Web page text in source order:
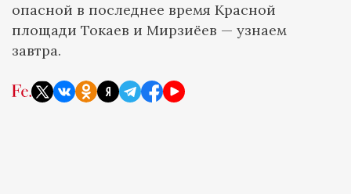
опасной в последнее время Красной
площади Токаев и Мирзиёев — узнаем
завтра.